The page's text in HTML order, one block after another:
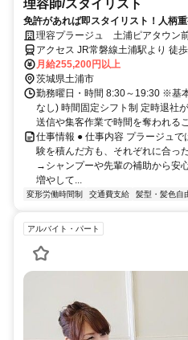
理容師/スタイリスト
免許があれば即スタイリスト！人柄
も諦めない★
理容プラージュ 土浦ピアタウン
アクセス JR常磐線土浦駅より 徒
月給255,200円以上
茨城県土浦市
勤務曜日・時間 8:30～19:30 ※基
なし) 時間固定シフト制 定時退社
送信や集客作業で時間を奪われる
仕事情報 ● 仕事内容 プラージュ
験を積んだ方も、それぞれに合っ
→シャンプーや先輩の補助から安
増やして...
変形労働時間制 交通費支給 髪型・髪色自
アルバイト・パート